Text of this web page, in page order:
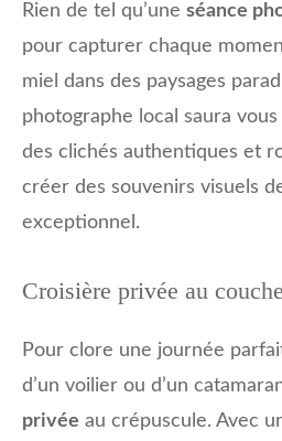
Rien de tel qu’une séance
pour capturer chaque
miel dans des paysages
photographe local saura
des clichés authentiques et
créer des souvenirs visuels
exceptionnel.
Croisière privée au
Pour clore une journée
d’un voilier ou d’un
privée au crépuscule. Avec